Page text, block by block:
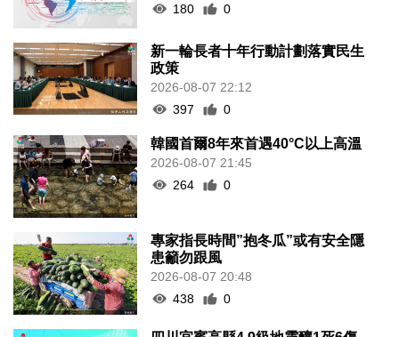
180
0
新一輪長者十年行動計劃落實民生
政策
2026-08-07 22:12
397
0
韓國首爾8年來首遇40°C以上高溫
2026-08-07 21:45
264
0
專家指長時間”抱冬瓜”或有安全隱
患籲勿跟風
2026-08-07 20:48
438
0